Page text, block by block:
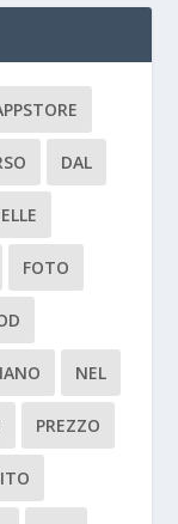
DAL
FOTO
NEL
PREZZO